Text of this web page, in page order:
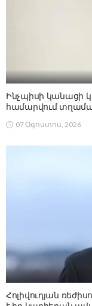
Ինչպիսի կանացի
համարվում
07 Օգոստոս, 2026
Հոլիվուդյան